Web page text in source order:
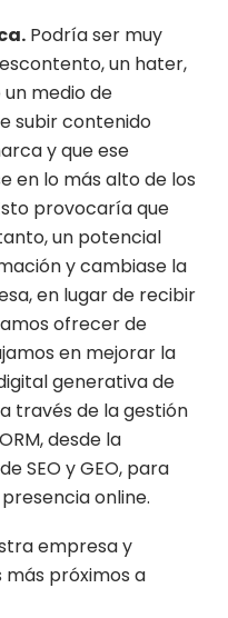
Podría ser muy
un hater,
medio de
subir contenido
y que ese
en lo más alto de los
provocaría que
un potencial
y cambiase la
en lugar de recibir
ofrecer de
en mejorar la
generativa de
través de la gestión
desde la
SEO y GEO, para
online.
empresa y
más próximos a